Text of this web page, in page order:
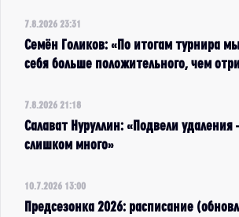
7.8.2026 23:31
Семён Голиков: «По итогам турнира
себя больше положительного, чем
7.8.2026 21:18
Салават Нуруллин: «Подвели удаления
слишком много»
10.7.2026 13:00
Предсезонка 2026: расписание